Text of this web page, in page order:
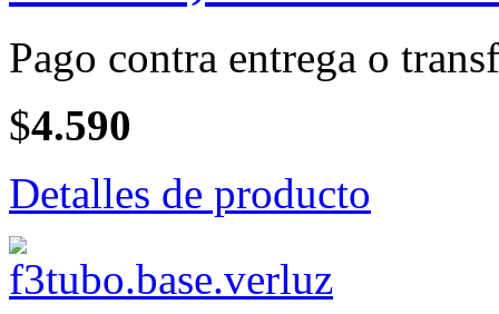
Pago contra entrega o
$4.590
Detalles de producto